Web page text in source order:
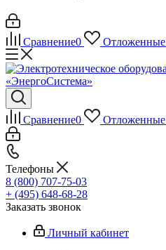
Сравнение0 Отложенные
Сравнение0 Отложенные
Телефоны
8 (800) 707-75-03
+ (495) 648-68-28
Заказать звонок
Личный кабинет